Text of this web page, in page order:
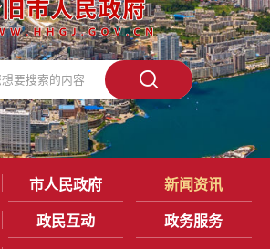
市人民政府 新闻资讯
政民互动 政务服务